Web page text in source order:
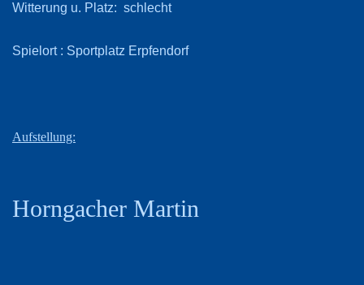
Witterung u. Platz: schlecht
Spielort : Sportplatz Erpfendorf
Aufstellung:
Horngacher Martin